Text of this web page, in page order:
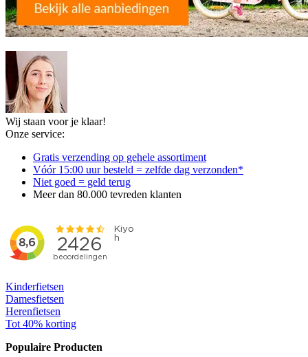
Wij staan voor je klaar!
Onze service:
Gratis verzending op gehele assortiment
Vóór 15:00 uur besteld = zelfde dag verzonden*
Niet goed = geld terug
Meer dan 80.000 tevreden klanten
Kinderfietsen
Damesfietsen
Herenfietsen
Tot 40% korting
Populaire Producten